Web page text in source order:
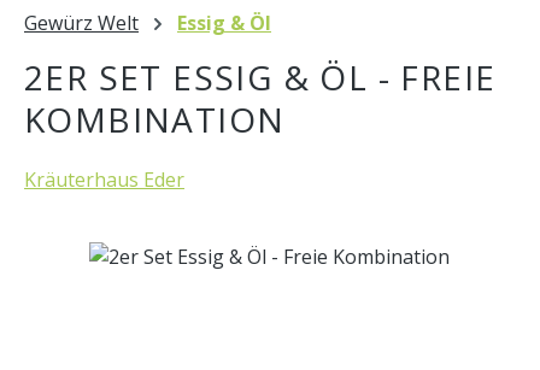
Gewürz Welt Essig & Öl
2ER SET ESSIG & ÖL - FREIE
KOMBINATION
Kräuterhaus Eder
Bildergalerie überspringen